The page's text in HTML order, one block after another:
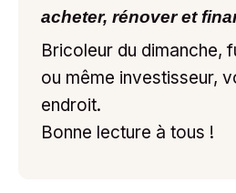
acheter, rénover et
Bricoleur du dimanche,
ou même investisseur,
endroit.
Bonne lecture à tous !